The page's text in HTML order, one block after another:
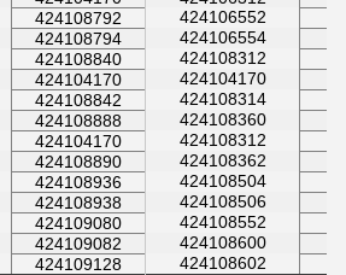
424108792 424106552
424108794 424106554
424108840 424108312
424104170 424104170
424108842 424108314
424108888 424108360
424104170 424108312
424108890 424108362
424108936 424108504
424108938 424108506
424109080 424108552
424109082 424108600
424109128 424108602